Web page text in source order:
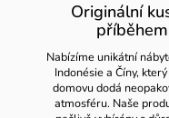
Originální
příběhem
Nabízíme unikátní
Indonésie a Číny,
domovu dodá
atmosféru. Naše